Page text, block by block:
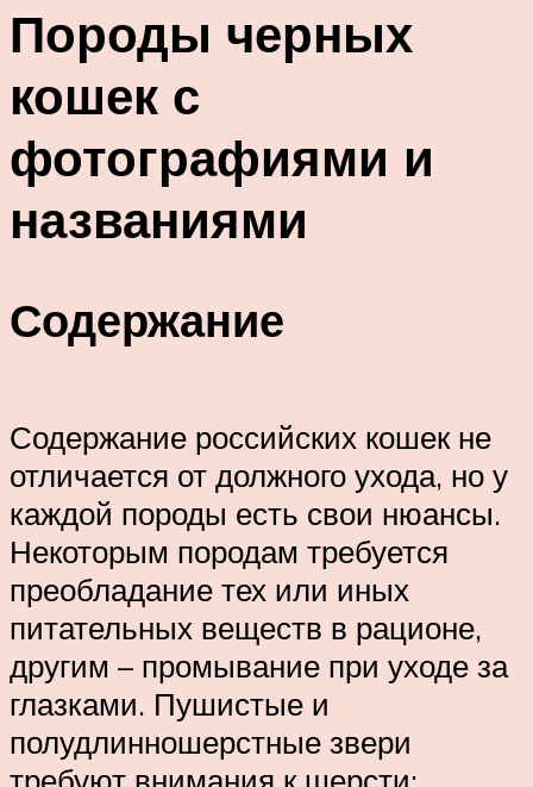
Породы черных
кошек с
фотографиями и
названиями
Содержание
Содержание российских кошек не
отличается от должного ухода, но у
каждой породы есть свои нюансы.
Некоторым породам требуется
преобладание тех или иных
питательных веществ в рационе,
другим – промывание при уходе за
глазками. Пушистые и
полудлинношерстные звери